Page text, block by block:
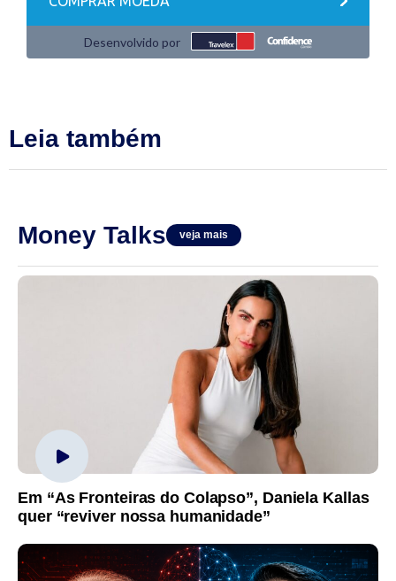
Leia também
Money Talks veja mais
Em “As Fronteiras do Colapso”, Daniela Kallas
quer “reviver nossa humanidade”